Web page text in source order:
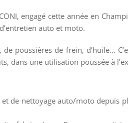
engagé cette année en
auto et moto.
poussières de frein, d’huile…
dans une utilisation poussée à
de nettoyage auto/moto depuis